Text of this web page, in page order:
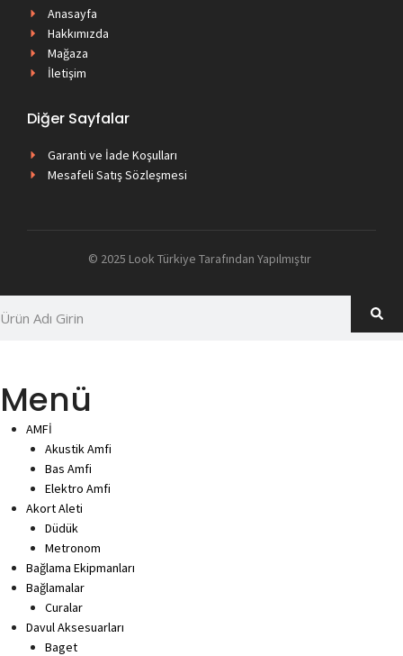
Anasayfa
Hakkımızda
Mağaza
İletişim
Diğer Sayfalar
Garanti ve İade Koşulları
Mesafeli Satış Sözleşmesi
© 2025 Look Türkiye Tarafından Yapılmıştır
Menü
AMFİ
Akustik Amfi
Bas Amfi
Elektro Amfi
Akort Aleti
Düdük
Metronom
Bağlama Ekipmanları
Bağlamalar
Curalar
Davul Aksesuarları
Baget